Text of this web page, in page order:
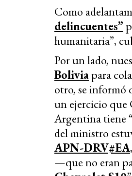
Como
delincuentes”
humanitaria”,
Por un lado,
Boliviapara
otro, se informó
un ejercicio que
Argentina tiene
del ministro
APN-DRV#EA
—que no eran